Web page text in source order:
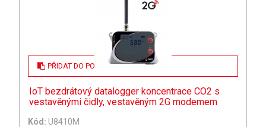
PŘIDAT DO POPTÁVKY
IoT bezdrátový datalogger koncentrace CO2 s
vestavěnými čidly, vestavěným 2G modemem
Kód: U8410M